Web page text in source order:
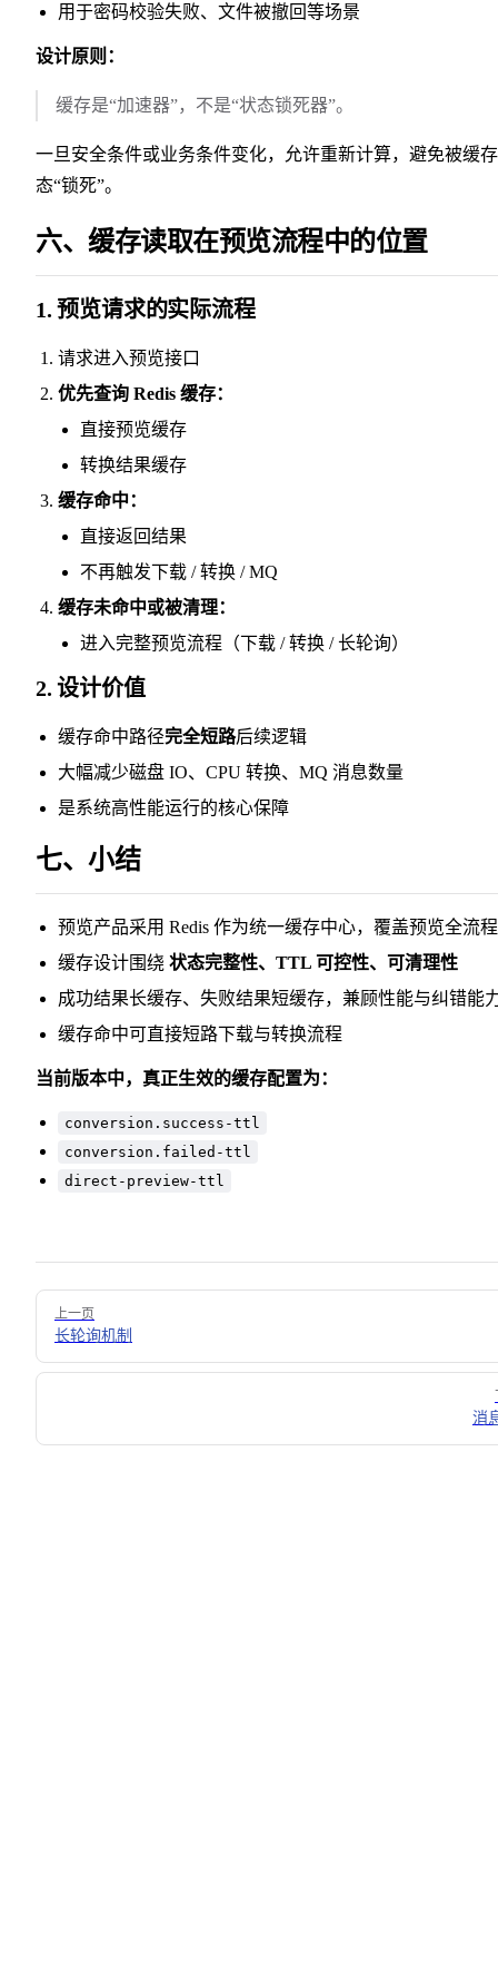
用于密码校验失败、文件被撤回等场景
设计原则：
缓存是“加速器”，不是“状态锁死器”。
一旦安全条件或业务条件变化，允许重新计算，避免被缓
态“锁死”。
六、缓存读取在预览流程中的位置
1. 预览请求的实际流程
请求进入预览接口
优先查询 Redis 缓存：
直接预览缓存
转换结果缓存
缓存命中：
直接返回结果
不再触发下载 / 转换 / MQ
缓存未命中或被清理：
进入完整预览流程（下载 / 转换 / 长轮询）
2. 设计价值
缓存命中路径完全短路后续逻辑
大幅减少磁盘 IO、CPU 转换、MQ 消息数量
是系统高性能运行的核心保障
七、小结
预览产品采用 Redis 作为统一缓存中心，覆盖预览全流程
缓存设计围绕 状态完整性、TTL 可控性、可清理性
成功结果长缓存、失败结果短缓存，兼顾性能与纠错能
缓存命中可直接短路下载与转换流程
当前版本中，真正生效的缓存配置为：
conversion.success-ttl
conversion.failed-ttl
direct-preview-ttl
Pager
上一页
长轮询机制
消